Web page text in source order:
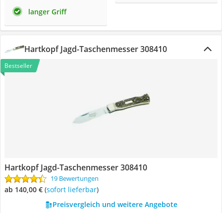
langer Griff
Hartkopf Jagd-Taschenmesser 308410
Bestseller
Hartkopf Jagd-Taschenmesser 308410
19 Bewertungen
ab 140,00 € ( Sofort lieferbar)
Preisvergleich und weitere Angebote